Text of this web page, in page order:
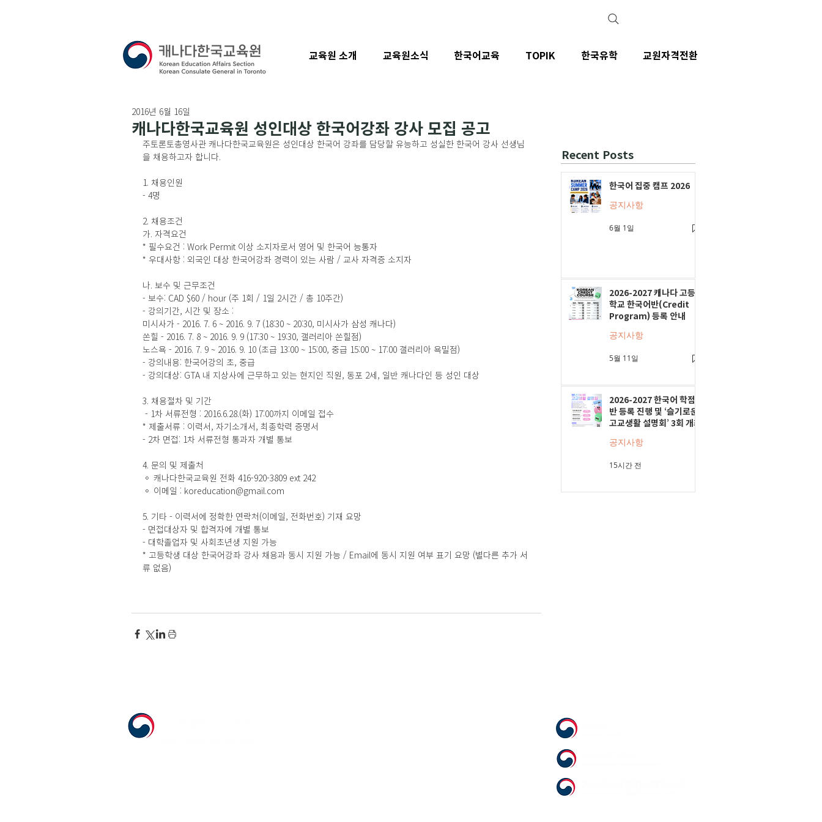
캐나다한국교육원 성인대상 한국어강좌 강사 모집 공고
2016년 6월 16일
주토론토총영사관 캐나다한국교육원은 성인대상 한국어 강좌를 담당할 유능하고 성실한 한국어 강사 선생님
을 채용하고자 합니다.
1. 채용인원
- 4명
2. 채용조건
가. 자격요건
* 필수요건 : Work Permit 이상 소지자로서 영어 및 한국어 능통자
* 우대사항 : 외국인 대상 한국어강좌 경력이 있는 사람 / 교사 자격증 소지자
나. 보수 및 근무조건
- 보수: CAD $60 / hour (주 1회 / 1일 2시간 / 총 10주간)
- 강의기간, 시간 및 장소 :
미시사가 - 2016. 7. 6 ~ 2016. 9. 7 (18:30 ~ 20:30, 미시사가 삼성 캐나다)
쏜힐 - 2016. 7. 8 ~ 2016. 9. 9 (17:30 ~ 19:30, 갤러리아 쏜힐점)
노스욕 - 2016. 7. 9 ~ 2016. 9. 10 (초급 13:00 ~ 15:00, 중급 15:00 ~ 17:00 갤러리아 욕밀점)
- 강의내용: 한국어강의 초, 중급
- 강의대상: GTA 내 지상사에 근무하고 있는 현지인 직원, 동포 2세, 일반 캐나다인 등 성인 대상
3. 채용절차 및 기간
- 1차 서류전형 : 2016.6.28.(화) 17:00까지 이메일 접수
* 제출서류 : 이력서, 자기소개서, 최종학력 증명서
- 2차 면접: 1차 서류전형 통과자 개별 통보
4. 문의 및 제출처
◦ 캐나다한국교육원 전화 416-920-3809 ext 242
◦ 이메일 : koreducation@gmail.com
5. 기타 - 이력서에 정확한 연락처(이메일, 전화번호) 기재 요망
- 면접대상자 및 합격자에 개별 통보
- 대학졸업자 및 사회초년생 지원 가능
* 고등학생 대상 한국어강좌 강사 채용과 동시 지원 가능 / Email에 동시 지원 여부 표기 요망 (별다른 추가 서
류 없음)
Recent Posts
한국어 집중 캠프 2026
공지사항
6월 1일
2026-2027 캐나다 고등
학교 한국어반(Credit
Program) 등록 안내
공지사항
5월 11일
2026-2027 한국어 학점
반 등록 진행 및 ‘슬기로운
고교생활 설명회’ 3회 개최
공지사항
15시간 전
교육원 소개 교육원소식 한국어교육 TOPIK 한국유학 교원자격전환